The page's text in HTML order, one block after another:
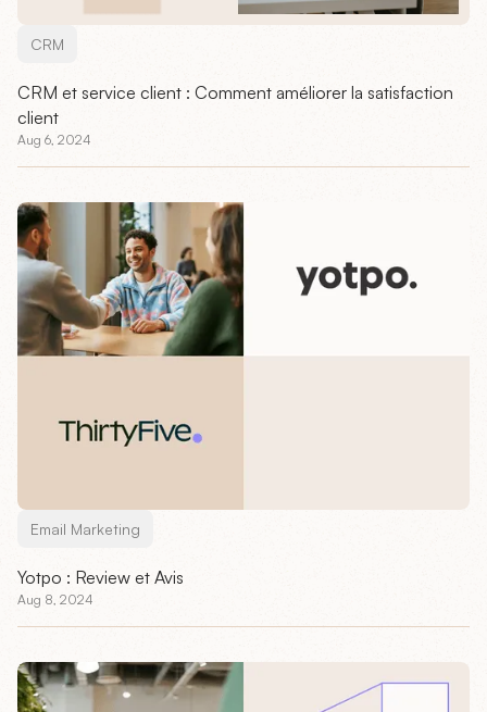
CRM
CRM et service client : Comment améliorer la satisfaction
client
Aug 6, 2024
Email Marketing
Yotpo : Review et Avis
Aug 8, 2024